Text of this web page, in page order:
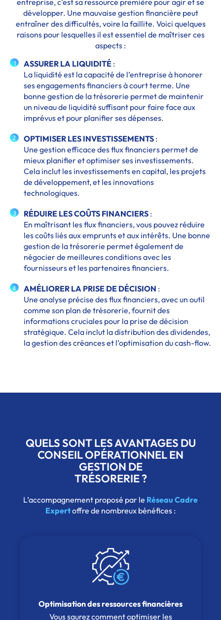
entreprise, c’est sa ressource première pour agir et se
développer. Une mauvaise gestion financière peut
entraîner des difficultés, voire la faillite. Voici quelques
raisons pour lesquelles il est essentiel de maîtriser ces
aspects :
1 ASSURER LA LIQUIDITÉ :
La liquidité est la capacité de l’entreprise à honorer
ses engagements financiers à court terme. Une
bonne gestion de la trésorerie permet de maintenir
un niveau de liquidité suffisant pour faire face aux
imprévus et pour planifier ses dépenses.
2 OPTIMISER LES INVESTISSEMENTS :
Une gestion efficace des flux financiers permet de
mieux planifier et optimiser ses investissements.
Cela inclut les investissements en capital, les projets
de développement, et les innovations
technologiques.
3 RÉDUIRE LES COÛTS FINANCIERS:
En maîtrisant les flux financiers, vous pouvez réduire
les coûts liés aux emprunts et aux intérêts. Une bonne
gestion de la trésorerie permet également de
négocier de meilleures conditions avec les
fournisseurs et les partenaires financiers.
4 AMÉLIORER LA PRISE DE DÉCISION :
Une analyse précise des flux financiers, avec un outil
comme son plan de trésorerie, fournit des
informations cruciales pour la prise de décision
stratégique. Cela inclut la distribution des dividendes,
la gestion des créances et l’optimisation du cash-flow.
QUELS SONT LES AVANTAGES DU
CONSEIL OPÉRATIONNEL EN
GESTION DE
TRÉSORERIE ?
L’accompagnement proposé par le Réseau Cadre
Expertoffre de nombreux bénéfices :
Optimisation des ressources financières
Vous saurez comment optimiser les